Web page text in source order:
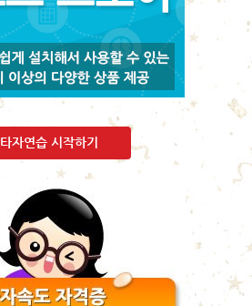
타자연습 시작하기